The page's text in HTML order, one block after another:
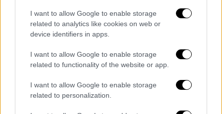
I want to allow Google to enable storage
related to analytics like cookies on web or
device identifiers in apps.
I want to allow Google to enable storage
related to functionality of the website or app.
I want to allow Google to enable storage
related to personalization.